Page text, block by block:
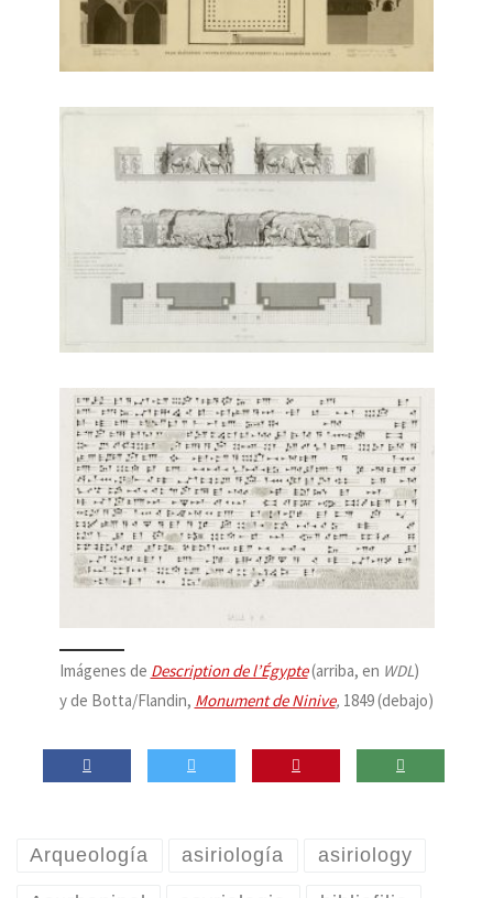
Imágenes de Description de l’Égypte(arriba, en WDL)
y de Botta/Flandin, Monument de Ninive, 1849 (debajo)
Arqueología asiriología asiriology